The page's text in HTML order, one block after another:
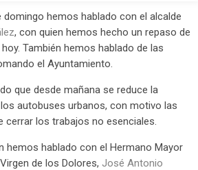
domingo hemos hablado con el alcalde
, con quien hemos hecho un repaso de
También hemos hablado de las
el Ayuntamiento.
que desde mañana se reduce la
autobuses urbanos, con motivo las
cerrar los trabajos no esenciales.
hemos hablado con el Hermano Mayor
de los Dolores, José Antonio